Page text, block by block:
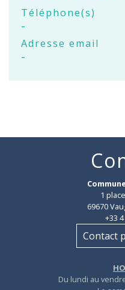
Téléphone(s)
-
Adresse email
-
1
69670
+33
Contact
Du lundi au